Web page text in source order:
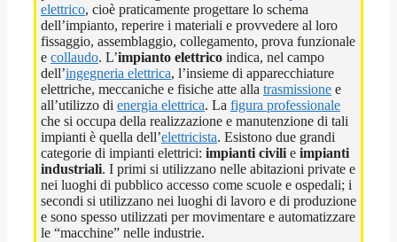
elettrico, cioè praticamente progettare lo schema
dell’impianto, reperire i materiali e provvedere al loro
fissaggio, assemblaggio, collegamento, prova funzionale
e collaudo. L’impianto elettrico indica, nel campo
dell’ingegneria elettrica, l’insieme di apparecchiature
elettriche, meccaniche e fisiche atte alla trasmissione e
all’utilizzo di energia elettrica. La figura professionale
che si occupa della realizzazione e manutenzione di tali
impianti è quella dell’elettricista. Esistono due grandi
categorie di impianti elettrici: impianti civilie impianti
industriali. I primi si utilizzano nelle abitazioni private e
nei luoghi di pubblico accesso come scuole e ospedali; i
secondi si utilizzano nei luoghi di lavoro e di produzione
e sono spesso utilizzati per movimentare e automatizzare
le “macchine” nelle industrie.